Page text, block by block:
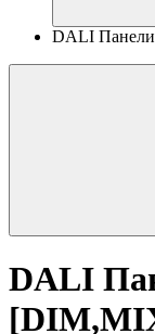
DALI
DALI